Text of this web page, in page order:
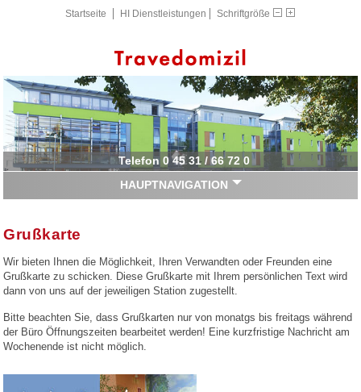
Startseite HI Dienstleistungen Schriftgröße
Telefon 0 45 31 / 66 72 0
HAUPTNAVIGATION
Grußkarte
Wir bieten Ihnen die Möglichkeit, Ihren Verwandten oder Freunden eine
Grußkarte zu schicken. Diese Grußkarte mit Ihrem persönlichen Text wird
dann von uns auf der jeweiligen Station zugestellt.
Bitte beachten Sie, dass Grußkarten nur von monatgs bis freitags während
der Büro Öffnungszeiten bearbeitet werden! Eine kurzfristige Nachricht am
Wochenende ist nicht möglich.